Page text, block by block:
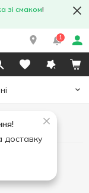
зі смаком!
1
доставку